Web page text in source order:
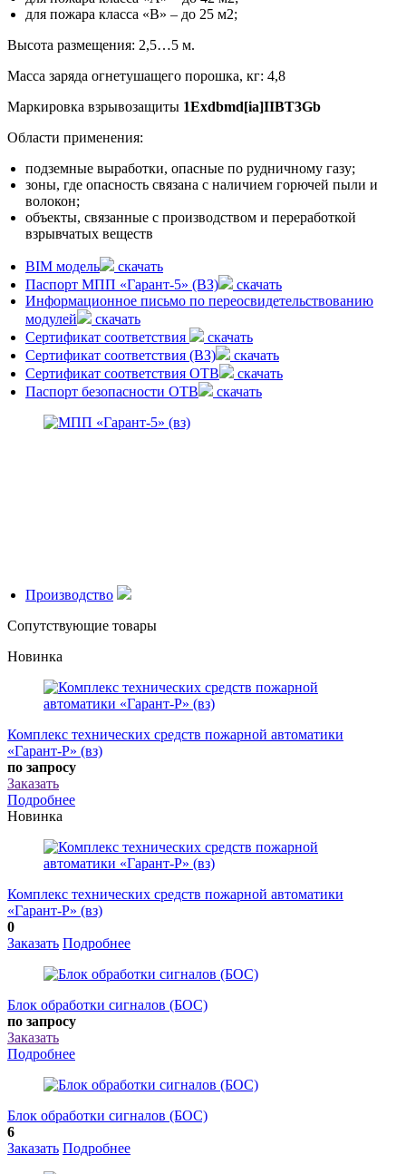
для пожара класса «В» – до 25 м2;
Высота размещения: 2,5…5 м.
Масса заряда огнетушащего порошка, кг: 4,8
Маркировка взрывозащиты 1Exdbmd[ia]IIBT3Gb
Области применения:
подземные выработки, опасные по рудничному газу;
зоны, где опасность связана с наличием горючей пыли и
волокон;
объекты, связанные с производством и переработкой
взрывчатых веществ
BIM модель
скачать
Паспорт МПП «Гарант-5» (ВЗ)
скачать
Информационное письмо по переосвидетельствованию
модулей
скачать
Сертификат соответствия
скачать
Сертификат соответствия (ВЗ)
скачать
Сертификат соответствия ОТВ
скачать
Паспорт безопасности ОТВ
скачать
Производство
Сопутствующие товары
Новинка
Комплекс технических средств пожарной автоматики
«Гарант-Р» (вз)
по запросу
Заказать
Подробнее
Новинка
Комплекс технических средств пожарной автоматики
«Гарант-Р» (вз)
0
Заказать Подробнее
Блок обработки сигналов (БОС)
по запросу
Заказать
Подробнее
Блок обработки сигналов (БОС)
6
Заказать Подробнее